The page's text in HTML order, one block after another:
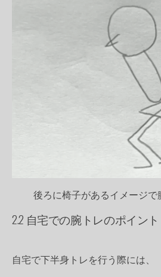
後ろに椅子があるイメージで
2.2 自宅での腕トレのポイント
自宅で下半身トレを行う際には、